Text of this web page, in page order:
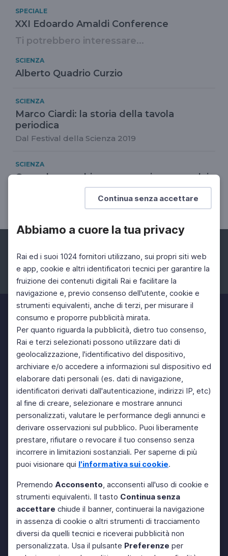
Continua senza accettare
Abbiamo a cuore la tua privacy
Rai ed i suoi 1024 fornitori utilizzano, sui propri siti web
e app, cookie e altri identificatori tecnici per garantire la
fruizione dei contenuti digitali Rai e facilitare la
navigazione e, previo consenso dell'utente, cookie e
strumenti equivalenti, anche di terzi, per misurare il
consumo e proporre pubblicità mirata.
Per quanto riguarda la pubblicità, dietro tuo consenso,
Rai e terzi selezionati possono utilizzare dati di
geolocalizzazione, l'identificativo del dispositivo,
archiviare e/o accedere a informazioni sul dispositivo ed
elaborare dati personali (es. dati di navigazione,
identificatori derivati dall'autenticazione, indirizzi IP, etc)
al fine di creare, selezionare e mostrare annunci
personalizzati, valutare le performance degli annunci e
derivare osservazioni sul pubblico. Puoi liberamente
prestare, rifiutare o revocare il tuo consenso senza
incorrere in limitazioni sostanziali. Per saperne di più
puoi visionare qui l'informativa sui cookie.
Premendo Acconsento, acconsenti all'uso di cookie e
strumenti equivalenti. Il tasto Continua senza
accettare chiude il banner, continuerai la navigazione
in assenza di cookie o altri strumenti di tracciamento
diversi da quelli tecnici e riceverai pubblicità non
personalizzata. Usa il pulsante Preferenze per
SPECIALE
XXI Edoardo Amaldi Conference
Ti potrebbero interessare...
SCIENZA
Alberto Quadrio Curzio
SCIENZA
Marco Ciardi: la storia della tavola
periodica
Dal Festival della Scienza 2019
SCIENZA
Come le macchine possono imparare dai
Facebook Instagram Twitter